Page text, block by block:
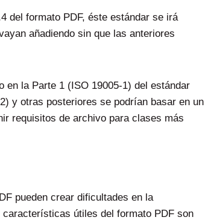
del formato PDF, éste estándar se irá
añadiendo sin que las anteriores
la Parte 1 (ISO 19005-1) del estándar
y otras posteriores se podrían basar en un
requisitos de archivo para clases más
pueden crear dificultades en la
útiles del formato PDF son